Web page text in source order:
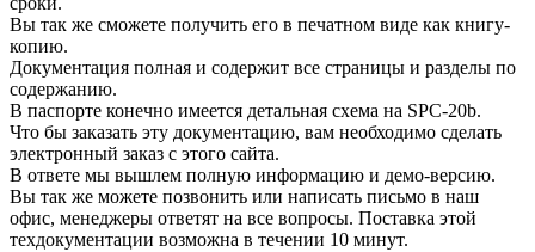
Вы так же сможете получить его в печатном виде как книгу-
копию.
Документация полная и содержит все страницы и разделы по
содержанию.
В паспорте конечно имеется детальная схема на SPC-20b.
Что бы заказать эту документацию, вам необходимо сделать
электронный заказ с этого сайта.
В ответе мы вышлем полную информацию и демо-версию.
Вы так же можете позвонить или написать письмо в наш
офис, менеджеры ответят на все вопросы. Поставка этой
техдокументации возможна в течении 10 минут.